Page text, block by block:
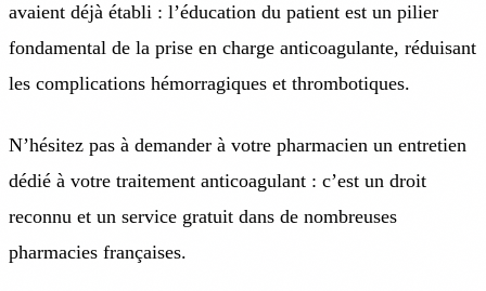
avaient déjà établi : l’éducation du patient est un pilier
fondamental de la prise en charge anticoagulante, réduisant
les complications hémorragiques et thrombotiques.
N’hésitez pas à demander à votre pharmacien un entretien
dédié à votre traitement anticoagulant : c’est un droit
reconnu et un service gratuit dans de nombreuses
pharmacies françaises.